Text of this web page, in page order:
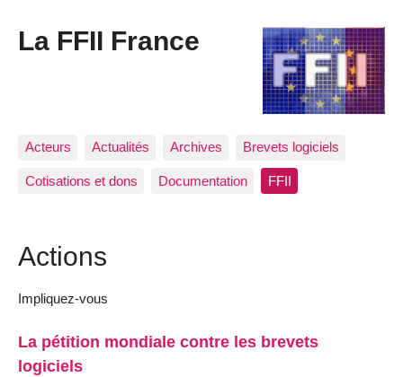
La FFII France
Acteurs Actualités Archives Brevets logiciels
Cotisations et dons Documentation FFII
Actions
Impliquez-vous
La pétition mondiale contre les brevets
logiciels